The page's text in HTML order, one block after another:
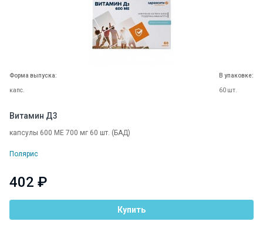
Форма выпуска:
капс.
В упаковке:
60 шт.
Витамин Д3
капсулы 600 МЕ 700 мг 60 шт. (БАД)
Полярис
402 ₽
Купить